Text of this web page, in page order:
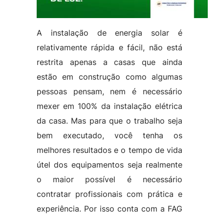
A instalação de energia solar é
relativamente rápida e fácil, não está
restrita apenas a casas que ainda
estão em construção como algumas
pessoas pensam, nem é necessário
mexer em 100% da instalação elétrica
da casa. Mas para que o trabalho seja
bem executado, você tenha os
melhores resultados e o tempo de vida
útel dos equipamentos seja realmente
o maior possível é necessário
contratar profissionais com prática e
experiência. Por isso conta com a FAG